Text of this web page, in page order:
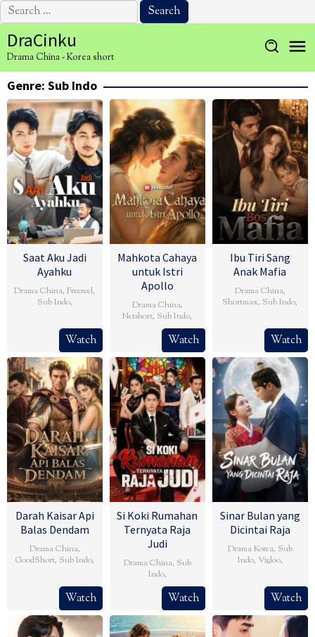
Search
for:
to
content
DraCinku
Drama China - Korea short
Genre: Sub Indo
Saat Aku Jadi
Ayahku
Drama China,Freereel,
Sub Indo,
Watch
Mahkota Cahaya
untuk Istri
Apollo
Drama China,
Netshort, Sub Indo,
Watch
Ibu Tiri Sang
Anak Mafia
Drama China,
Shortmax, Sub Indo,
Watch
Darah Kaisar Api
Balas Dendam
Drama China,
GoodShort, Sub Indo,
Watch
Si Koki Rumahan
Ternyata Raja
Judi
Drama China, Sub
Indo,
Watch
Sinar Bulan yang
Dicintai Raja
Drama Korea, Sub
Indo, Vigloo,
Watch